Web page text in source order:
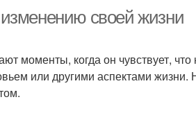
своей жизни
моменты, когда он чувствует,
или другими аспектами